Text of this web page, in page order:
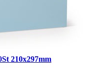
210x297mm